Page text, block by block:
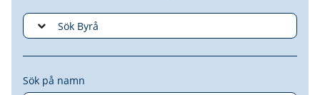
Sök på namn